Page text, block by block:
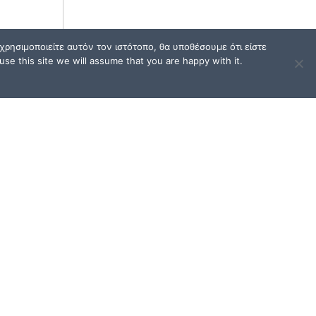
αυτόν τον ιστότοπο, θα υποθέσουμε ότι είστε
this site we will assume that you are happy with it.